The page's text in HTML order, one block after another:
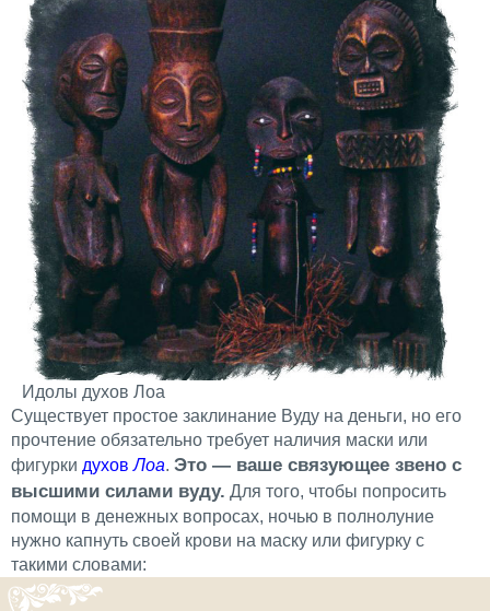
Идолы духов Лоа
Существует простое заклинание Вуду на деньги, но его
прочтение обязательно требует наличия маски или
фигурки духов Лоа. Это — ваше связующее звено с
высшими силами вуду. Для того, чтобы попросить
помощи в денежных вопросах, ночью в полнолуние
нужно капнуть своей крови на маску или фигурку с
такими словами: